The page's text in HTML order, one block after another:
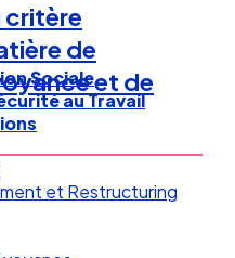
Sociale
au Travail
et Restructuring
critère
de
et de